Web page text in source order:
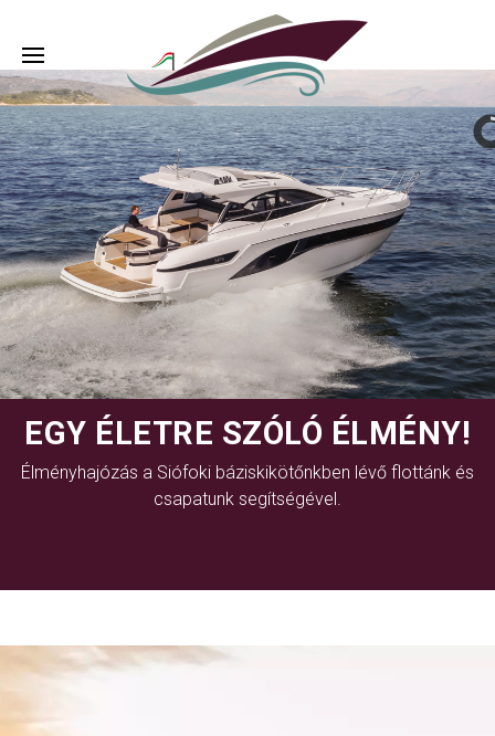
EGY ÉLETRE SZÓLÓ ÉLMÉNY!
Élményhajózás a Siófoki báziskikötőnkben lévő flottánk és
csapatunk segítségével.